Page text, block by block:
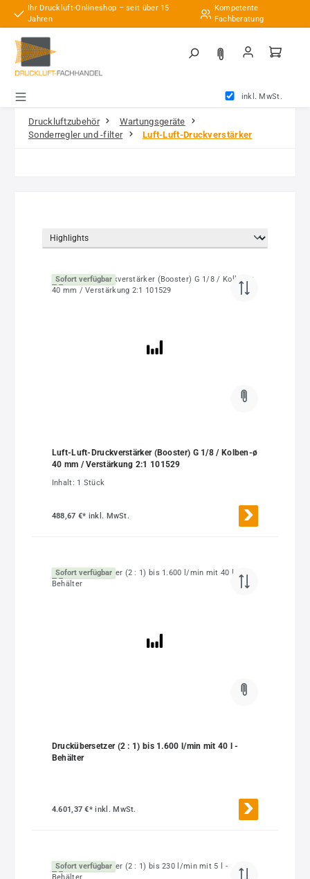
Zum Hauptinhalt springen
Ihr Druckluft-Onlineshop – seit über 15
Jahren
Kompetente
Fachberatung
inkl. MwSt.
Druckluftzubehör
Wartungsgeräte
Sonderregler und -filter
Luft-Luft-Druckverstärker
Sofort verfügbar
Luft-Luft-Druckverstärker (Booster) G 1/8 / Kolben-ø
40 mm / Verstärkung 2:1 101529
Inhalt: 1 Stück
488,67 €* inkl. MwSt.
Sofort verfügbar
Druckübersetzer (2 : 1) bis 1.600 l/min mit 40 l -
Behälter
4.601,37 €*inkl. MwSt.
Sofort verfügbar